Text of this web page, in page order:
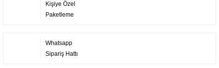
Kişiye Özel
Paketleme
Whatsapp
Sipariş Hattı